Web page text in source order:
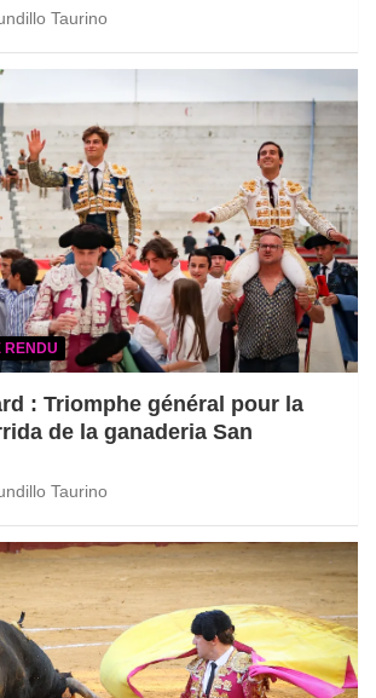
Taurino
RENDU
: Triomphe général pour la
de la ganaderia San
Taurino